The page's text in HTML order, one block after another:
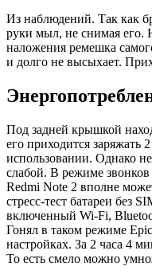
Из наблюдений. Так как
руки мыл, не снимая его.
наложения ремешка
и долго не высыхает.
Под задней крышкой
его приходится заряжать
использовании. Однако
слабой. В режиме
Redmi Note 2 вполне
стресс-тест батареи без
включенный Wi-Fi,
Гонял в таком режиме
настройках. За 2 часа 4
То есть смело можно